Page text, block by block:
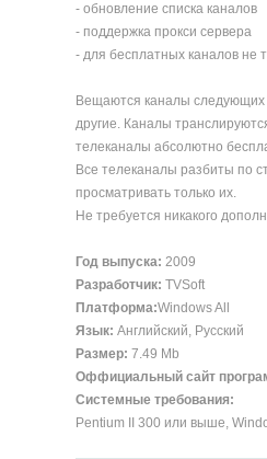
- обновление списка каналов
- поддержка прокси сервера
- для бесплатных каналов не
Вещаются каналы следующих
другие. Каналы
телеканалы абсолютно
Все телеканалы разбиты по
просматривать только их.
Не требуется никакого
Год выпуска: 2009
Разработчик: TVSoft
Платформа:Windows All
Язык: Английский, Русский
Размер: 7.49 Mb
Оффициальный сайт
Системные требования:
Pentium II 300 или выше,